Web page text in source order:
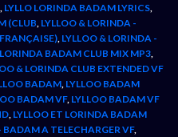
, LYLLO LORINDA BADAM LYRICS,
(CLUB, LYLLOO & LORINDA -
, LYLLOO & LORINDA -
BADAM CLUB MIX MP3,
& LORINDA CLUB EXTENDED VF
BADAM, LYLLOO BADAM
BADAM VF, LYLLOO BADAM VF
, LYLLOO ET LORINDA BADAM
BADAM A TELECHARGER VF,